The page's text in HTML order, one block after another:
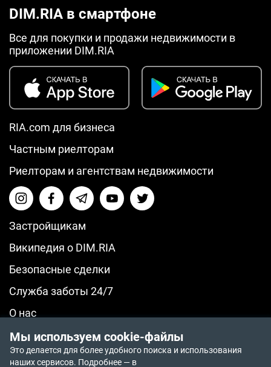
Мы используем cookie-файлы
Это делается для более удобного поиска и использования
наших сервисов. Подробнее — в
DIM.RIA в смартфоне
Все для покупки и продажи недвижимости в
приложении DIM.RIA
RIA.com для бизнеса
Частным риелторам
Риелторам и агентствам недвижимости
Застройщикам
Википедия о DIM.RIA
Безопасные сделки
Служба заботы 24/7
О нас
© 2014-2026 RIA.com
Политика возврата средств
Политика приватности